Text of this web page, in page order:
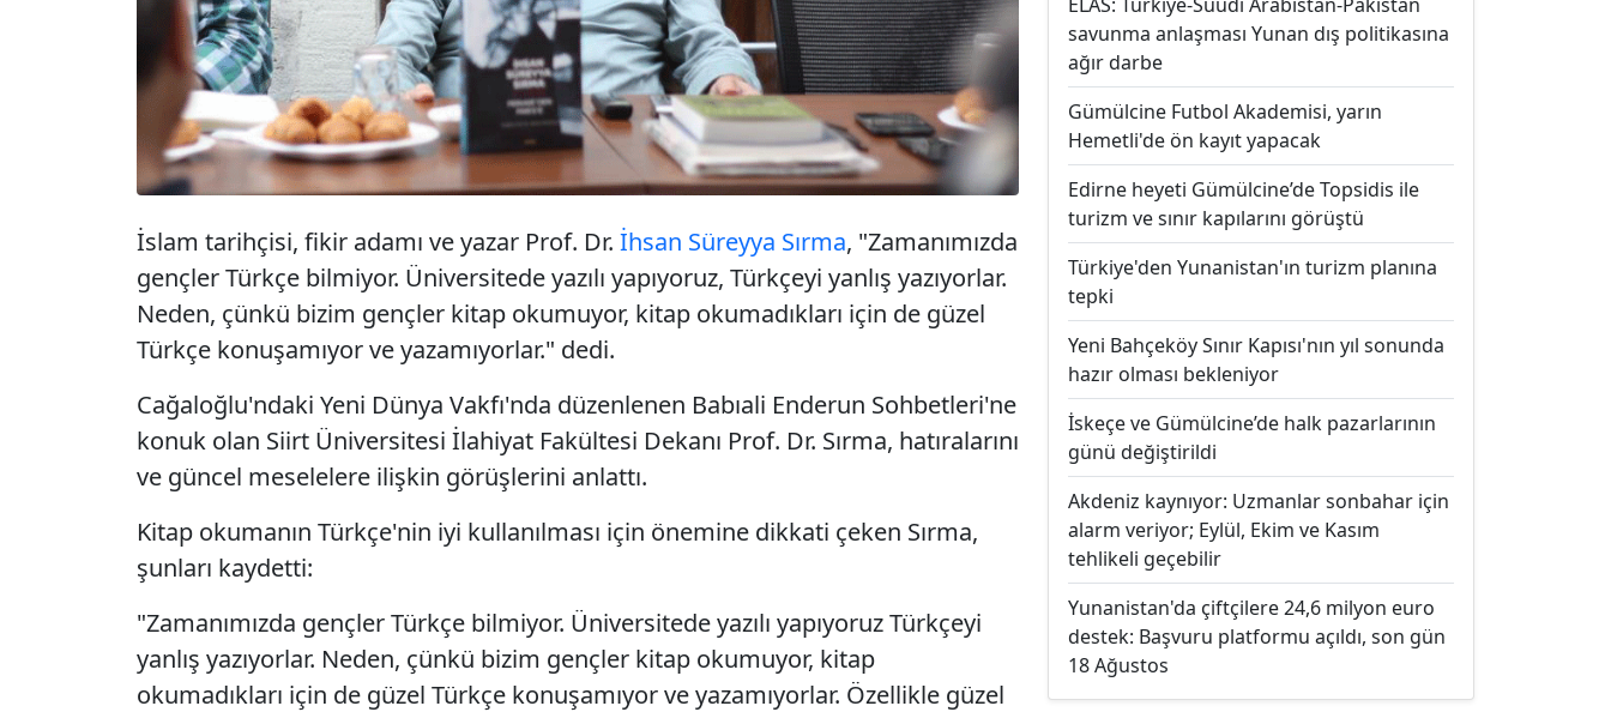
İslam tarihçisi, fikir adamı ve yazar Prof. Dr. İhsan Süreyya Sırma, "Zamanımızda
gençler Türkçe bilmiyor. Üniversitede yazılı yapıyoruz, Türkçeyi yanlış yazıyorlar.
Neden, çünkü bizim gençler kitap okumuyor, kitap okumadıkları için de güzel
Türkçe konuşamıyor ve yazamıyorlar." dedi.
Cağaloğlu'ndaki Yeni Dünya Vakfı'nda düzenlenen Babıali Enderun Sohbetleri'ne
konuk olan Siirt Üniversitesi İlahiyat Fakültesi Dekanı Prof. Dr. Sırma, hatıralarını
ve güncel meselelere ilişkin görüşlerini anlattı.
Kitap okumanın Türkçe'nin iyi kullanılması için önemine dikkati çeken Sırma,
şunları kaydetti:
"Zamanımızda gençler Türkçe bilmiyor. Üniversitede yazılı yapıyoruz Türkçeyi
yanlış yazıyorlar. Neden, çünkü bizim gençler kitap okumuyor, kitap
okumadıkları için de güzel Türkçe konuşamıyor ve yazamıyorlar. Özellikle güzel
savunma anlaşması Yunan dış politikasına
ağır darbe
Gümülcine Futbol Akademisi, yarın
Hemetli'de ön kayıt yapacak
Edirne heyeti Gümülcine’de Topsidis ile
turizm ve sınır kapılarını görüştü
Türkiye'den Yunanistan'ın turizm planına
tepki
Yeni Bahçeköy Sınır Kapısı'nın yıl sonunda
hazır olması bekleniyor
İskeçe ve Gümülcine’de halk pazarlarının
günü değiştirildi
Akdeniz kaynıyor: Uzmanlar sonbahar için
alarm veriyor; Eylül, Ekim ve Kasım
tehlikeli geçebilir
Yunanistan'da çiftçilere 24,6 milyon euro
destek: Başvuru platformu açıldı, son gün
18 Ağustos